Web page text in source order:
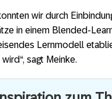
wir durch
in einem Blended-
Lernmodell
sagt Meinke.